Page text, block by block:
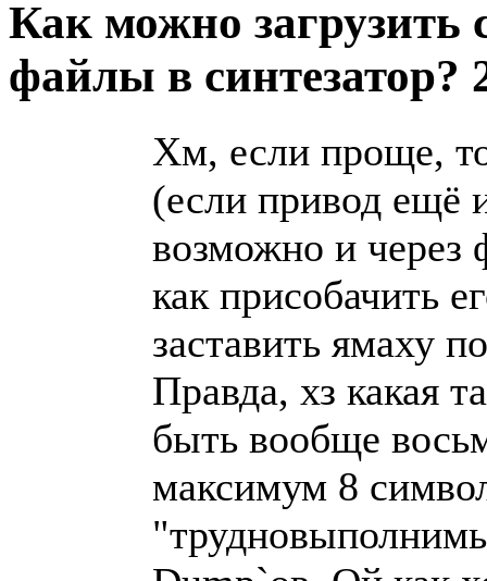
Как можно загрузить
файлы в синтезатор?
Хм, если проще,
(если привод ещё
возможно и через
как присобачить
заставить ямаху
Правда, хз какая
быть вообще
максимум 8